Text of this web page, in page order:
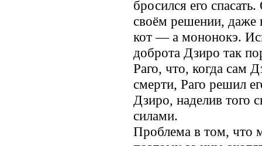
бросился его
своём решении, даже
кот — а мононокэ.
доброта Дзиро так
Раго, что, когда сам
смерти, Раго решил
Дзиро, наделив того
силами.
Проблема в том, что